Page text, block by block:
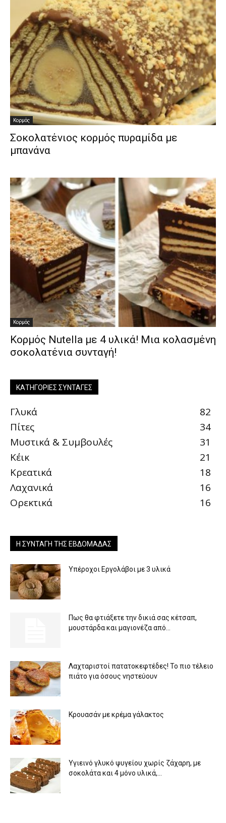
Κορμός
Σοκολατένιος κορμός πυραμίδα με
μπανάνα
Κορμός
Κορμός Νutella με 4 υλικά! Μια κολασμένη
σοκολατένια συνταγή!
ΚΑΤΗΓΟΡΊΕΣ ΣΥΝΤΑΓΈΣ
Γλυκά
82
Πίτες
34
Μυστικά & Συμβουλές
31
Κέικ
21
Κρεατικά
18
Λαχανικά
16
Ορεκτικά
16
Η ΣΥΝΤΑΓΉ ΤΗΣ ΕΒΔΟΜΆΔΑΣ
Υπέροχοι Εργολάβοι με 3 υλικά
Πως θα φτιάξετε την δικιά σας κέτσαπ,
μουστάρδα και μαγιονέζα από...
Λαχταριστοί πατατοκεφτέδες! Το πιο τέλειο
πιάτο για όσους νηστεύουν
Κρουασάν με κρέμα γάλακτος
Υγιεινό γλυκό ψυγείου χωρίς ζάχαρη, με
σοκολάτα και 4 μόνο υλικά,...